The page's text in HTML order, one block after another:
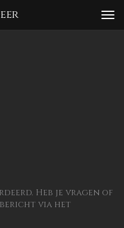
Heb je vragen of
bericht via het